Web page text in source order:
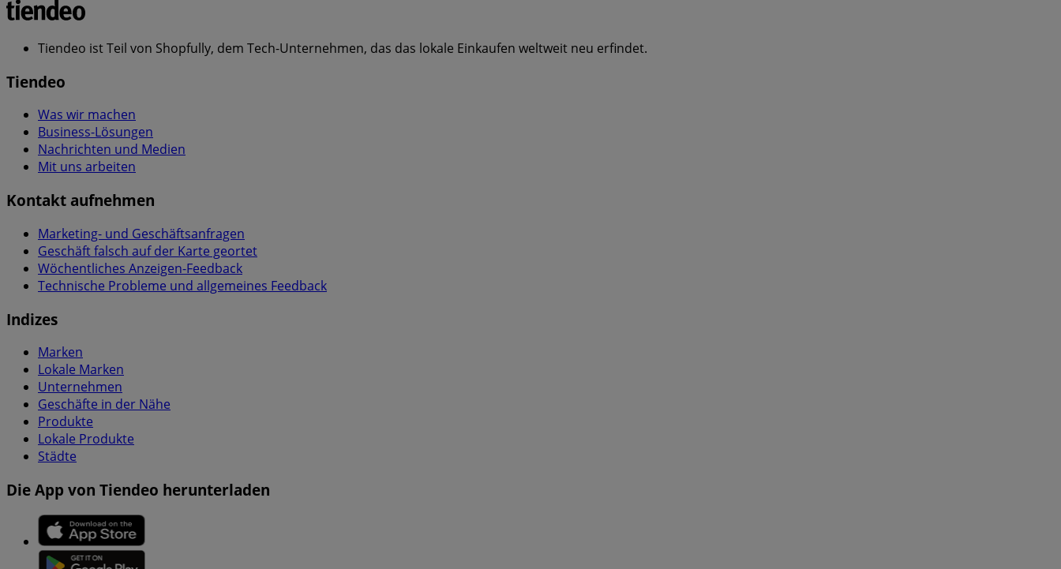
Tiendeo ist Teil von Shopfully, dem Tech-Unternehmen, das das lokale Einkaufen weltweit neu erfindet.
Tiendeo
Was wir machen
Business-Lösungen
Nachrichten und Medien
Mit uns arbeiten
Kontakt aufnehmen
Marketing- und Geschäftsanfragen
Geschäft falsch auf der Karte geortet
Wöchentliches Anzeigen-Feedback
Technische Probleme und allgemeines Feedback
Indizes
Marken
Lokale Marken
Unternehmen
Geschäfte in der Nähe
Produkte
Lokale Produkte
Städte
Die App von Tiendeo herunterladen